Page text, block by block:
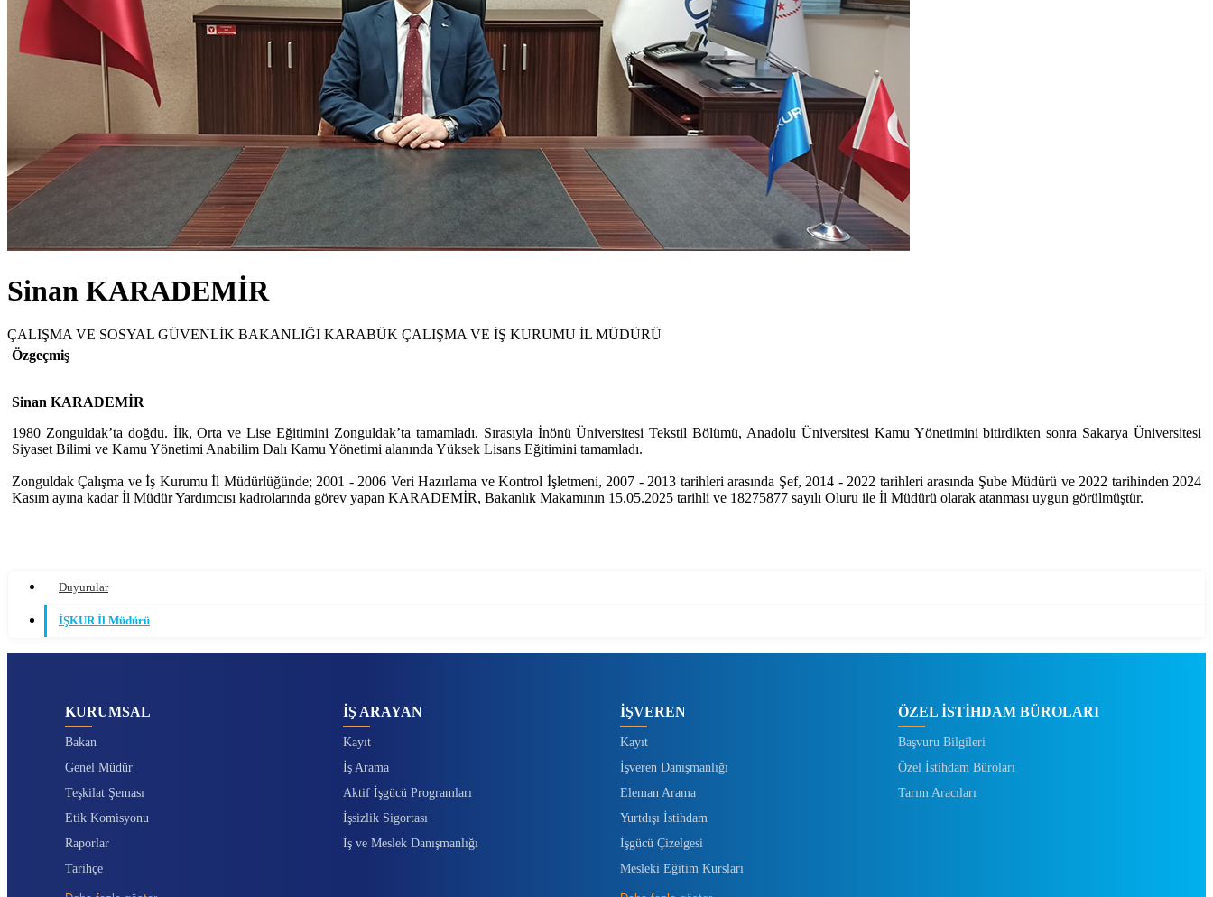
Sinan KARADEMİR
ÇALIŞMA VE SOSYAL GÜVENLİK BAKANLIĞI KARABÜK ÇALIŞMA VE İŞ KURUMU İL MÜDÜRÜ
Özgeçmiş
Sinan KARADEMİR
1980 Zonguldak’ta doğdu. İlk, Orta ve Lise Eğitimini Zonguldak’ta tamamladı. Sırasıyla İnönü Üniversitesi Tekstil Bölümü, Anadolu Üniversitesi Kamu Yönetimini bitirdikten sonra Sakarya Üniversitesi
Siyaset Bilimi ve Kamu Yönetimi Anabilim Dalı Kamu Yönetimi alanında Yüksek Lisans Eğitimini tamamladı.
Zonguldak Çalışma ve İş Kurumu İl Müdürlüğünde; 2001 - 2006 Veri Hazırlama ve Kontrol İşletmeni, 2007 - 2013 tarihleri arasında Şef, 2014 - 2022 tarihleri arasında Şube Müdürü ve 2022 tarihinden 2024
Kasım ayına kadar İl Müdür Yardımcısı kadrolarında görev yapan KARADEMİR, Bakanlık Makamının 15.05.2025 tarihli ve 18275877 sayılı Oluru ile İl Müdürü olarak atanması uygun görülmüştür.
Duyurular
İŞKUR İl Müdürü
KURUMSAL
Bakan
Genel Müdür
Teşkilat Şeması
Etik Komisyonu
Raporlar
Tarihçe
İŞ ARAYAN
Kayıt
İş Arama
Aktif İşgücü Programları
İşsizlik Sigortası
İş ve Meslek Danışmanlığı
İŞVEREN
Kayıt
İşveren Danışmanlığı
Eleman Arama
Yurtdışı İstihdam
İşgücü Çizelgesi
Mesleki Eğitim Kursları
ÖZEL İSTİHDAM BÜROLARI
Başvuru Bilgileri
Özel İstihdam Büroları
Tarım Aracıları